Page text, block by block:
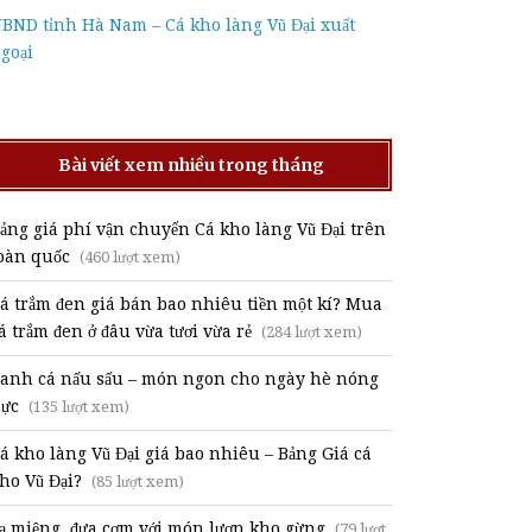
tỉnh Hà Nam – Cá kho làng Vũ Đại xuất
Bài viết xem nhiều trong tháng
giá phí vận chuyển Cá kho làng Vũ Đại trên
quốc (460 lượt xem)
trắm đen giá bán bao nhiêu tiền một kí? Mua
trắm đen ở đâu vừa tươi vừa rẻ (284 lượt xem)
cá nấu sấu – món ngon cho ngày hè nóng
(135 lượt xem)
kho làng Vũ Đại giá bao nhiêu – Bảng Giá cá
Vũ Đại? (85 lượt xem)
miệng, đưa cơm với món lươn kho gừng